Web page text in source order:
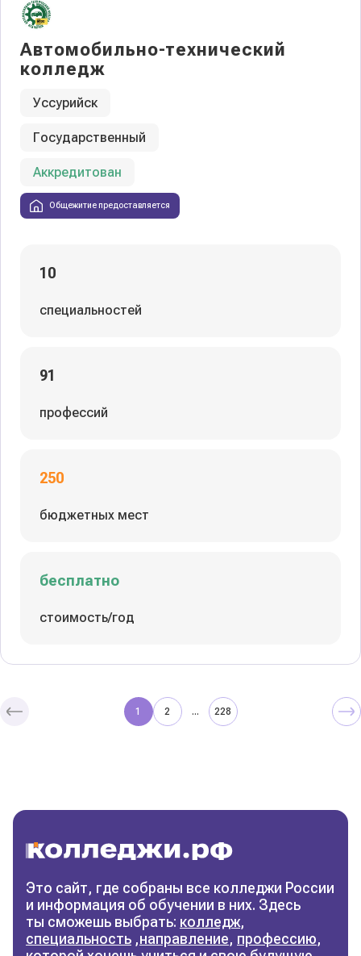
Автомобильно-технический
колледж
Уссурийск
Государственный
Аккредитован
Общежитие предоставляется
10
специальностей
91
профессий
250
бюджетных мест
бесплатно
стоимость/год
колледж
Фильтры
Сбросить фильтры
1 2 ... 228
Это сайт, где собраны все колледжи России
и информация об обучении в них. Здесь
ты сможешь выбрать: колледж,
специальность ,направление, профессию,